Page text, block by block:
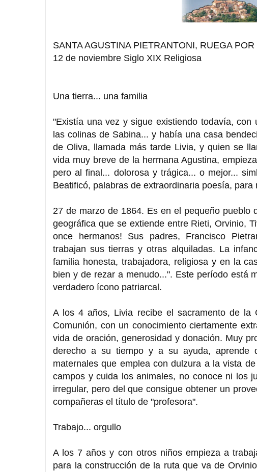
SANTA AGUSTINA PIETRANTONI, RUEGA
12 de noviembre Siglo XIX Religiosa
Una tierra... una familia
"Existía una vez y sigue existiendo todavía,
las colinas de Sabina... y había una casa
de Oliva, llamada más tarde Livia, y quien se
vida muy breve de la hermana Agustina,
pero al final... dolorosa y trágica... o mejor...
Beatificó, palabras de extraordinaria poesía,
27 de marzo de 1864. Es en el pequeño
geográfica que se extiende entre Rieti, Orvinio,
once hermanos! Sus padres, Francisco
trabajan sus tierras y otras alquiladas. La
familia honesta, trabajadora, religiosa y en la
bien y de rezar a menudo...". Este período está
verdadero ícono patriarcal.
A los 4 años, Livia recibe el sacramento de la
Comunión, con un conocimiento ciertamente
vida de oración, generosidad y donación. Muy
derecho a su tiempo y a su ayuda, aprende
maternales que emplea con dulzura a la vista
campos y cuida los animales, no conoce ni los
irregular, pero del que consigue obtener un
compañeras el título de "profesora".
Trabajo... orgullo
A los 7 años y con otros niños empieza a
para la construcción de la ruta que va de